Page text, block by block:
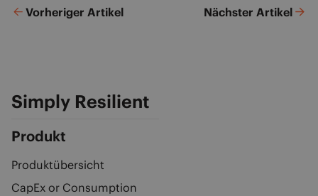
Vorheriger Artikel Nächster Artikel
Simply Resilient
Produkt
Produktübersicht
CapEx or Consumption